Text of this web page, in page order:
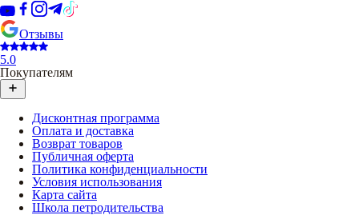
Отзывы
5.0
Покупателям
Дисконтная программа
Оплата и доставка
Возврат товаров
Публичная оферта
Политика конфиденциальности
Условия использования
Карта сайта
Школа петродительства